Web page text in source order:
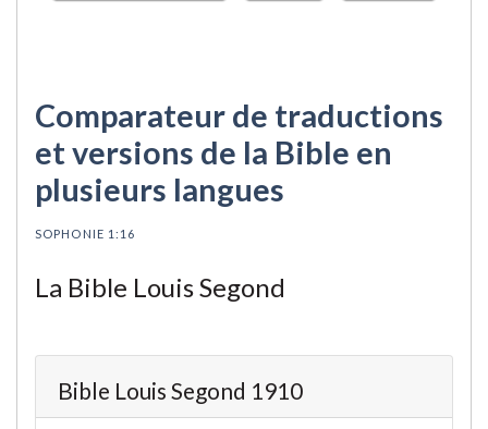
Comparateur de traductions
et versions de la Bible en
plusieurs langues
SOPHONIE 1:16
La Bible Louis Segond
Bible Louis Segond 1910